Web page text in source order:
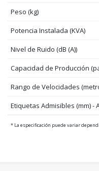
Peso (kg)
Potencia Instalada (KVA)
Nivel de Ruido (dB (A))
Capacidad de Producción
Rango de Velocidades
Etiquetas Admisibles (mm) -
* La especificación puede variar